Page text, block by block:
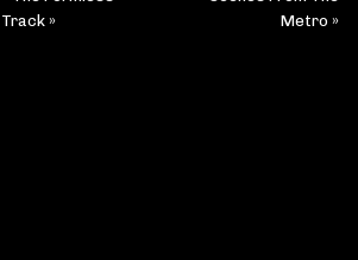
Track »
Metro »